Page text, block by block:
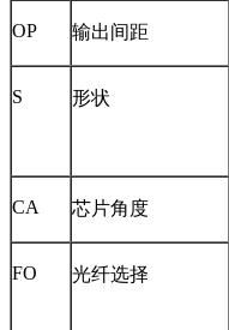
OP 输出间距
S 形状
CA 芯片角度
FO 光纤选择